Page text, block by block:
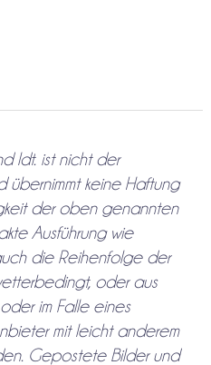
ldt. ist nicht der
übernimmt keine Haftung
der oben genannten
Ausführung wie
die Reihenfolge der
oder aus
im Falle eines
mit leicht anderem
Gepostete Bilder und